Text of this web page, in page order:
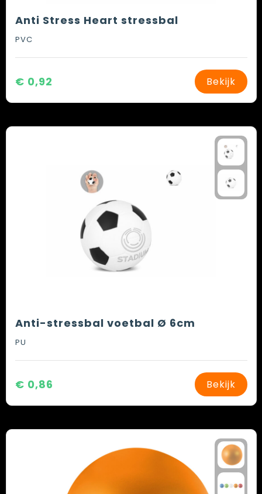
Anti Stress Heart stressbal
PVC
€ 0,92 Bekijk
Anti-stressbal voetbal Ø 6cm
PU
€ 0,86 Bekijk